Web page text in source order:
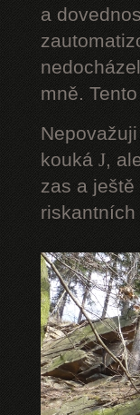
a
mně.
kouká J,
zas a